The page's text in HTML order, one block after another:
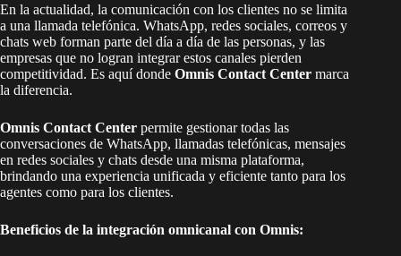
En la actualidad, la comunicación con los clientes no se limita
a una llamada telefónica. WhatsApp, redes sociales, correos y
chats web forman parte del día a día de las personas, y las
empresas que no logran integrar estos canales pierden
competitividad. Es aquí donde Omnis Contact Center marca
la diferencia.
Omnis Contact Center permite gestionar todas las
conversaciones de WhatsApp, llamadas telefónicas, mensajes
en redes sociales y chats desde una misma plataforma,
brindando una experiencia unificada y eficiente tanto para los
agentes como para los clientes.
Beneficios de la integración omnicanal con Omnis: